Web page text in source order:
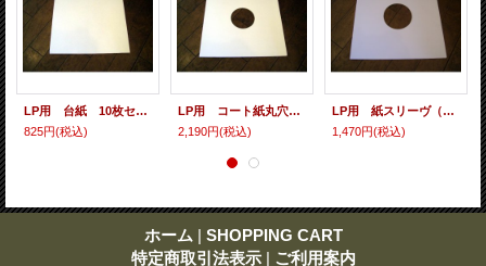
LP用 台紙 10枚セット
825円(税込)
LP用 コート紙丸穴ジャケ 10枚セット
2,190円(税込)
LP用 紙スリーヴ（レギュラー 四角の角） 10枚セット
1,470円(税込)
ホーム | SHOPPING CART
特定商取引法表示 | ご利用案内